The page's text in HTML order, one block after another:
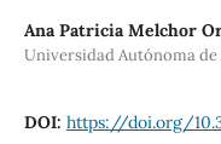
Ana Patricia Melchor
Universidad Autónoma
DOI: https://doi.org/